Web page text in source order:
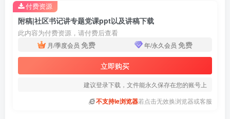
附稿|社区书记讲专题党课ppt以及讲稿下载
此内容为付费资源，请付费后查看
月/季度会员 免费 年/永久会员 免费
立即购买
建议登录下载，文件能永久保存在您的账号上
不支持ie浏览器若点击无效换浏览器或客服
付费资源